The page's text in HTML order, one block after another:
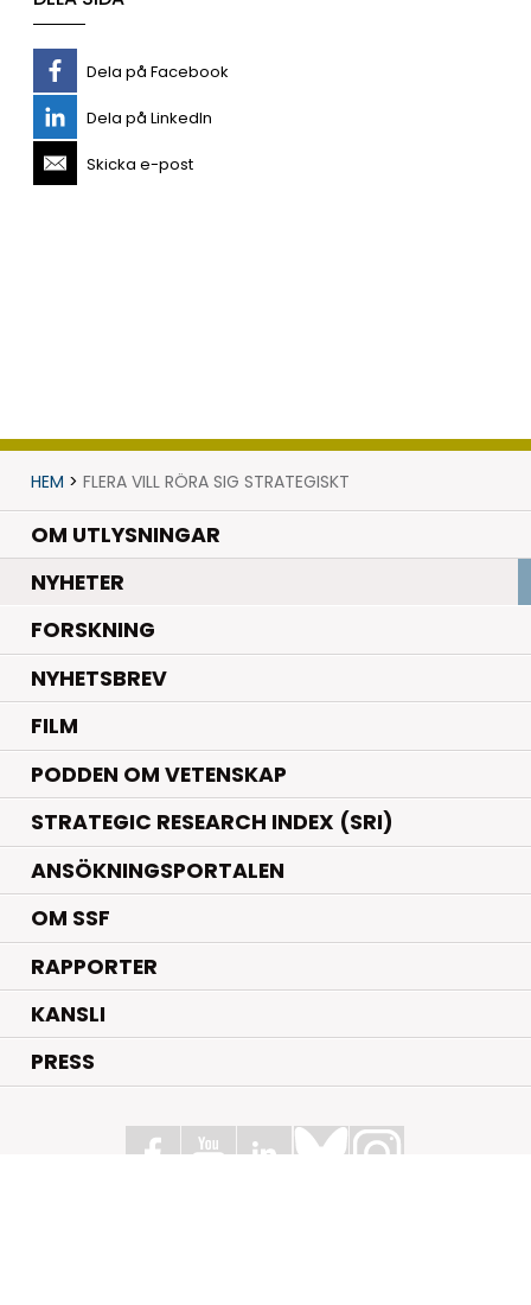
Dela på Facebook
Dela på LinkedIn
Skicka e-post
HEM > FLERA VILL RÖRA SIG STRATEGISKT
OM UTLYSNINGAR
NYHETER.
FORSKNING.
NYHETSBREV
FILM
PODDEN OM VETENSKAP
STRATEGIC RESEARCH INDEX (SRI)
ANSÖKNINGSPORTALEN
OM SSF
RAPPORTER
KANSLI
PRESS